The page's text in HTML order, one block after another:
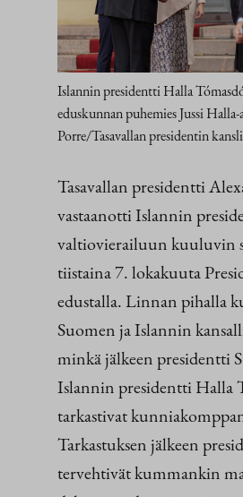
Islannin presidentti Halla
eduskunnan puhemies Jussi
Porre/Tasavallan presidentin
Tasavallan presidentti
vastaanotti Islannin
valtiovierailuun kuuluvin
tiistaina 7. lokakuuta
edustalla. Linnan pihalla
Suomen ja Islannin
minkä jälkeen presidentti
Islannin presidentti Halla
tarkastivat
Tarkastuksen jälkeen
tervehtivät kummankin